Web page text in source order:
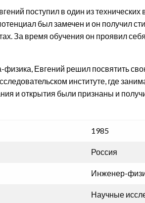
поступил в один из технических
был замечен и он получил
За время обучения он проявил
Евгений решил посвятить
институте, где
и открытия были признаны и
1985
Россия
Инженер-
Научные